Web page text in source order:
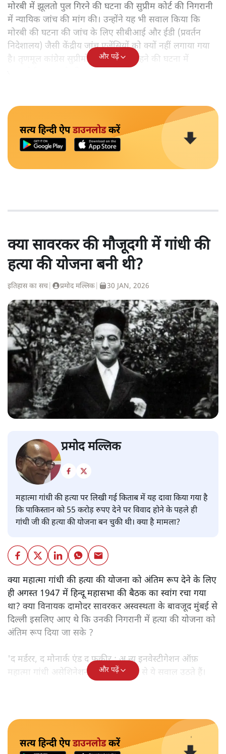
मोरबी में झूलतो पुल गिरने की घटना की सुप्रीम कोर्ट की निगरानी
में न्यायिक जांच की मांग की। उन्होंने यह भी सवाल किया कि
मोरबी की घटना की जांच के लिए सीबीआई और ईडी (प्रवर्तन
निदेशालय) जैसी केंद्रीय जांच एजेंसियों को क्यों नहीं लगाया गया
है। तृणमूल कांग्रेस सुप्रीमो ने मोरबी पुल ढहने की घटना में
जवाबदेही तय करने की मांग भी की।
और पढ़ें
सत्य हिन्दी ऐपडाउनलोडकरें
क्या सावरकर की मौजूदगी में गांधी की
हत्या की योजना बनी थी?
इतिहास का सच प्रमोद मल्लिक 30 JAN, 2026
प्रमोद मल्लिक
महात्मा गांधी की हत्या पर लिखी गई किताब में यह दावा किया गया है
कि पाकिस्तान को 55 करोड़ रुपए देने पर विवाद होने के पहले ही
गांधी जी की हत्या की योजना बन चुकी थी। क्या है मामला?
क्या महात्मा गांधी की हत्या की योजना को अंतिम रूप देने के लिए
ही अगस्त 1947 में हिन्दू महासभा की बैठक का स्वांग रचा गया
था? क्या विनायक दामोदर सावरकर अस्वस्थता के बावजूद मुंबई से
दिल्ली इसलिए आए थे कि उनकी निगरानी में हत्या की योजना को
अंतिम रूप दिया जा सके ?
'द मर्डरर, द मोनार्क एंड द फ़कीर : अ न्यू इनवेस्टीगेशन ऑफ़
महात्मा गांधी असेशिनेशन' नामक किताब से ये सवाल उठते हैं।
और पढ़ें
सत्य हिन्दी ऐपडाउनलोडकरें